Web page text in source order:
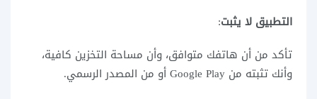
التطبيق لا يثبت:
تأكد من أن هاتفك متوافق، وأن مساحة التخزين كافية،
وأنك تثبته من Google Play أو من المصدر الرسمي.